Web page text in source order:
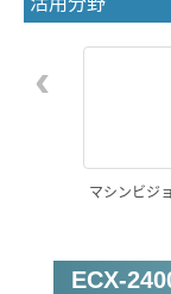
マシンビジ
‹
ECX-